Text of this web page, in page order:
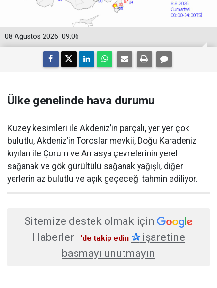
09:06
08 Ağustos 2026
Ülke genelinde hava durumu
Kuzey kesimleri ile Akdeniz’in parçalı, yer yer çok
bulutlu, Akdeniz’in Toroslar mevkii, Doğu Karadeniz
kıyıları ile Çorum ve Amasya çevrelerinin yerel
sağanak ve gök gürültülü sağanak yağışlı, diğer
yerlerin az bulutlu ve açık geçeceği tahmin ediliyor.
Sitemize destek olmak için
Haberler
'de takip edin ✰işaretine
basmayı unutmayın